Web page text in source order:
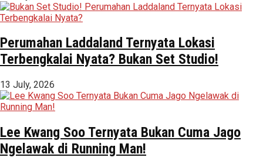
Perumahan Laddaland Ternyata Lokasi
Terbengkalai Nyata? Bukan Set Studio!
13 July, 2026
Lee Kwang Soo Ternyata Bukan Cuma Jago
Ngelawak di Running Man!